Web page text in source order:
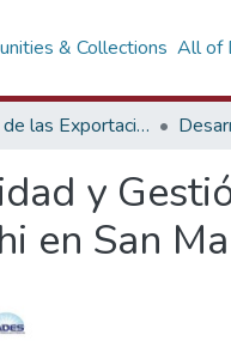
& Collections All of
Promoción de las Exportaciones
y
en San